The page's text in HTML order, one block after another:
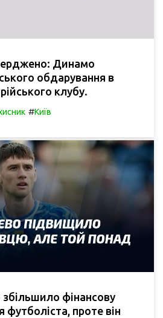
Динамо
обдарування в
клубу.
#Київ
фінансову
проте він